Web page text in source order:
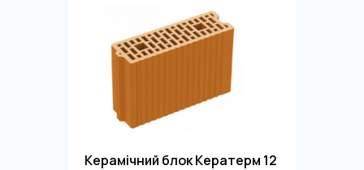
Керамічний блок Кератерм 12